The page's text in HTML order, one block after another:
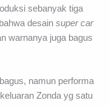
sebanyak tiga
desainsuper car
warnanya juga bagus
namun performa
Zonda yg satu